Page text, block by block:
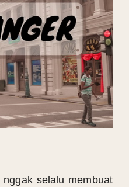
nggak selalu membuat